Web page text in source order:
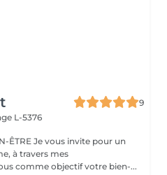
9
L-5376
pour un
à travers mes
comme objectif votre bien-...